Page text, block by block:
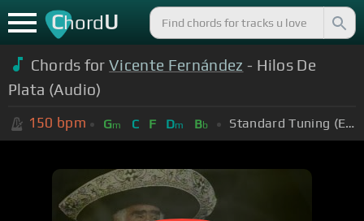
ChordU
Chords forVicente Fernández - Hilos De
Plata (Audio)
150 bpm Gm C F Dm Bb Standard Tuning (EADGBE)